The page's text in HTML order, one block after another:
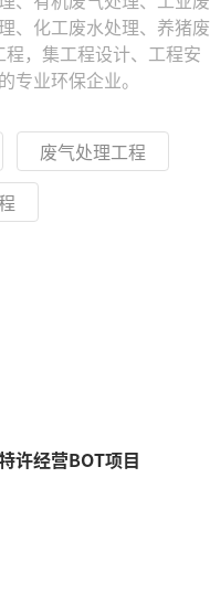
、化工废水处理、养猪废
，集工程设计、工程安
专业环保企业。
废气处理工程
许经营BOT项目